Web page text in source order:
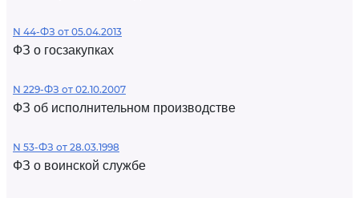
N 44-ФЗ от 05.04.2013
ФЗ о госзакупках
N 229-ФЗ от 02.10.2007
ФЗ об исполнительном производстве
N 53-ФЗ от 28.03.1998
ФЗ о воинской службе